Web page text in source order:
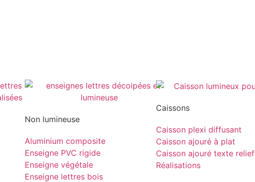
Non lumineuse
Aluminium composite
Enseigne PVC rigide
Enseigne végétale
Enseigne lettres bois
Caissons
Caisson plexi diffusant
Caisson ajouré à plat
Caisson ajouré texte relief
Réalisations